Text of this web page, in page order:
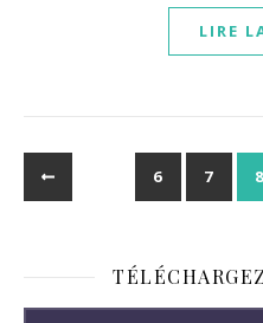
LIRE
6 7 8